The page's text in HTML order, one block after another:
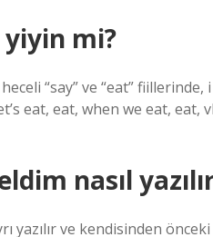
mi?
“say” ve “eat” fiillerinde,
eat, eat, when we eat, eat,
nasıl
yazılır ve kendisinden